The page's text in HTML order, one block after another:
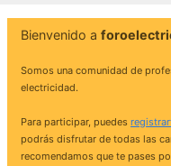
Bienvenido a
Somos una comunidad de
electricidad.
Para participar, puedes
podrás disfrutar de todas las
recomendamos que te pases